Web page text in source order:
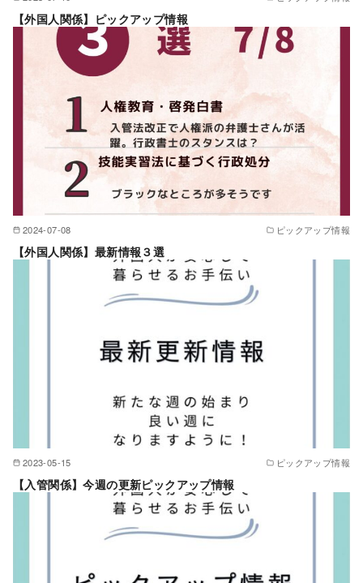
【外国人関係】ピックアップ情報
2024-07-08 ピックアップ情報
【外国人関係】最新情報３選
2023-05-15 ピックアップ情報
【入管関係】今週の更新ピックアップ情報